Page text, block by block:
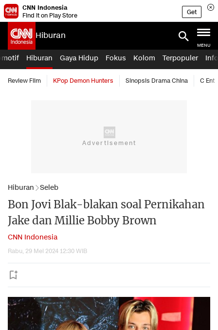
CNN Indonesia
Find it on Play Store
Get
Hiburan
MENU
Hiburan Gaya Hidup Fokus Kolom Terpopuler
Review Film KPop Demon Hunters Sinopsis Drama China C Ent
Hiburan Seleb
Bon Jovi Blak-blakan soal Pernikahan
Jake dan Millie Bobby Brown
CNN Indonesia
Rabu, 29 Mei 2024 12:30 WIB